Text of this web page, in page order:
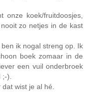
koek/fruitdoosjes,
zo netjes in de kast
ik nogal streng op. Ik
boek zomaar in de
een vuil onderbroek
).
wist je al hé.